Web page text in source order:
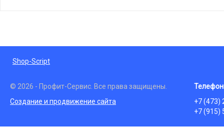
Shop-Script
© 2026 - Профит-Сервис. Все права защищены.
Создание и продвижение сайта
+7 (473)
+7 (915)